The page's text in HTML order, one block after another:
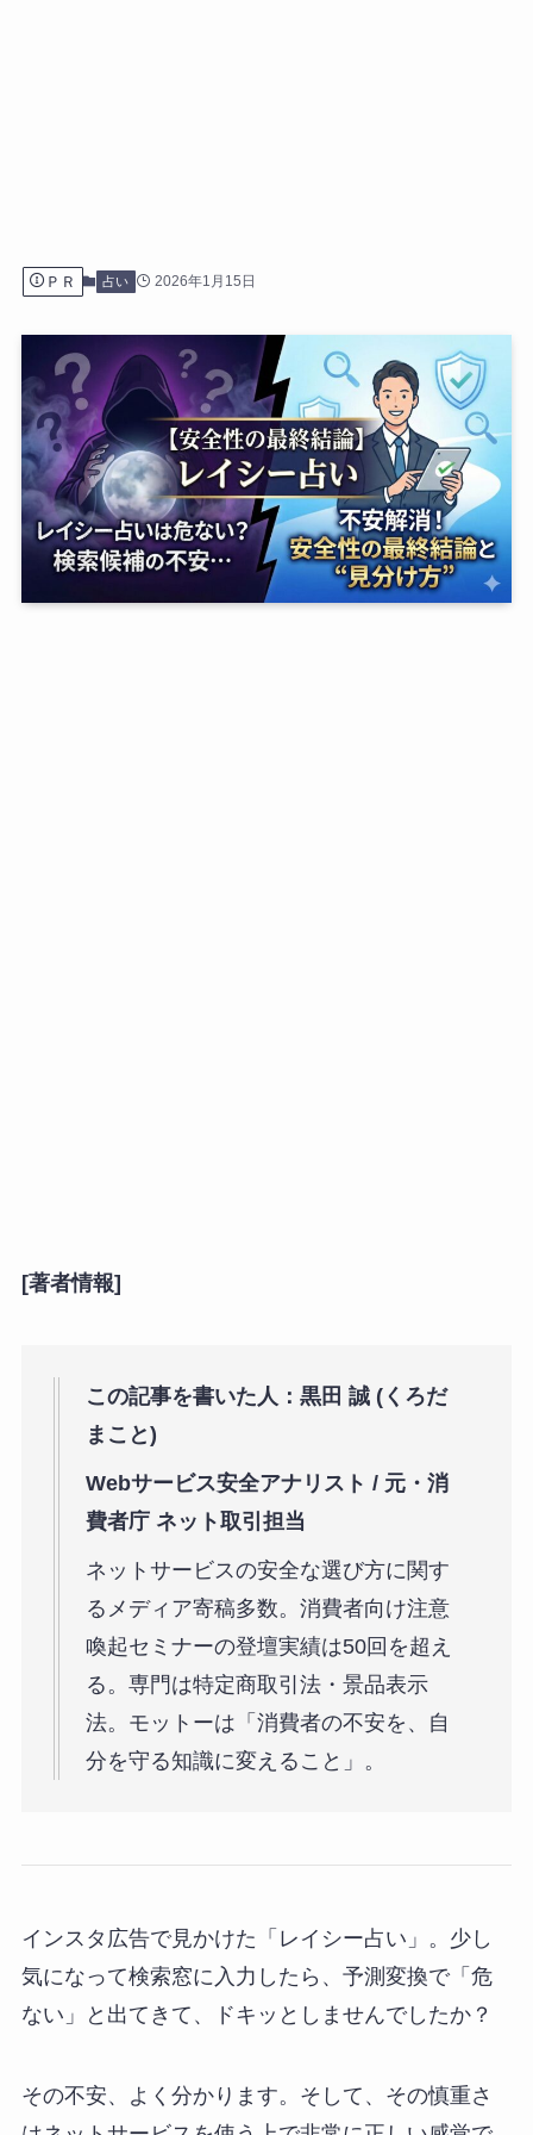
ＰＲ 占い 2026年1月15日
[著者情報]
この記事を書いた人：黒田 誠 (くろだ
まこと)
Webサービス安全アナリスト / 元・消
費者庁 ネット取引担当
ネットサービスの安全な選び方に関す
るメディア寄稿多数。消費者向け注意
喚起セミナーの登壇実績は50回を超え
る。専門は特定商取引法・景品表示
法。モットーは「消費者の不安を、自
分を守る知識に変えること」。
インスタ広告で見かけた「レイシー占い」。少し
気になって検索窓に入力したら、予測変換で「危
ない」と出てきて、ドキッとしませんでしたか？
その不安、よく分かります。そして、その慎重さ